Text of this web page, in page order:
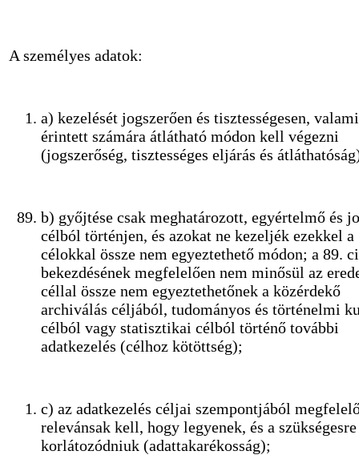
A személyes adatok:
a) kezelését jogszerően és tisztességesen,
érintett számára átlátható módon kell végezni
(jogszerőség, tisztességes eljárás és
b) győjtése csak meghatározott, egyértelmő és
célból történjen, és azokat ne kezeljék ezekkel a
célokkal össze nem egyeztethető módon; a 89.
bekezdésének megfelelően nem minősül az
céllal össze nem egyeztethetőnek a közérdekő
archiválás céljából, tudományos és történelmi
célból vagy statisztikai célból történő további
adatkezelés (célhoz kötöttség);
c) az adatkezelés céljai szempontjából
relevánsak kell, hogy legyenek, és a
korlátozódniuk (adattakarékosság);